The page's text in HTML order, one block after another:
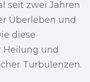
seit zwei Jahren
Überleben und
diese
Heilung und
Turbulenzen.